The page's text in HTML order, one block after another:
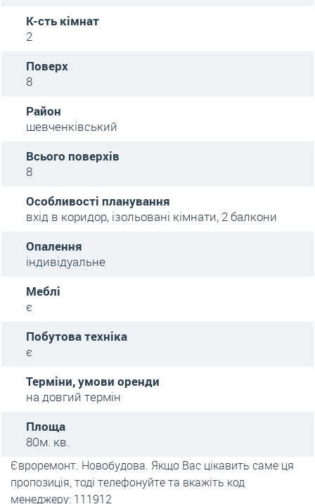
К-сть кімнат
2
Поверх
8
Район
шевченківський
Всього поверхів
8
Особливості планування
вхід в коридор, ізольовані кімнати, 2 балкони
Опалення
індивідуальне
Меблі
є
Побутова техніка
є
Терміни, умови оренди
на довгий термін
Площа
80м. кв.
Євроремонт. Новобудова. Якщо Вас цікавить саме ця
пропозиція, тоді телефонуйте та вкажіть код
менеджеру: 111912